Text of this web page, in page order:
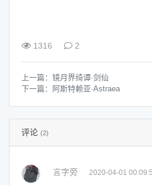
1316 2
上一篇： 镜月界绮谭·剑仙
下一篇：
阿斯特赖亚·Astraea
评论 (2)
言字旁 2020-04-01